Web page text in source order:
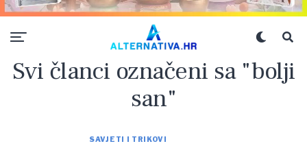
Svi članci označeni sa "bolji
san"
SAVJETI I TRIKOVI